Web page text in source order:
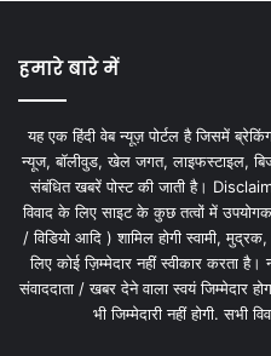
हमारे बारे में
यह एक हिंदी वेब न्यूज़ पोर्टल है जिसमें
न्यूज, बॉलीवुड, खेल जगत, लाइफस्टाइल,
संबंधित खबरें पोस्ट की जाती है।
विवाद के लिए साइट के कुछ तत्वों में
/ विडियो आदि ) शामिल होगी स्वामी,
लिए कोई ज़िम्मेदार नहीं स्वीकार करता
संवाददाता / खबर देने वाला स्वयं जिम्मेदार
भी जिम्मेदारी नहीं होगी. सभी